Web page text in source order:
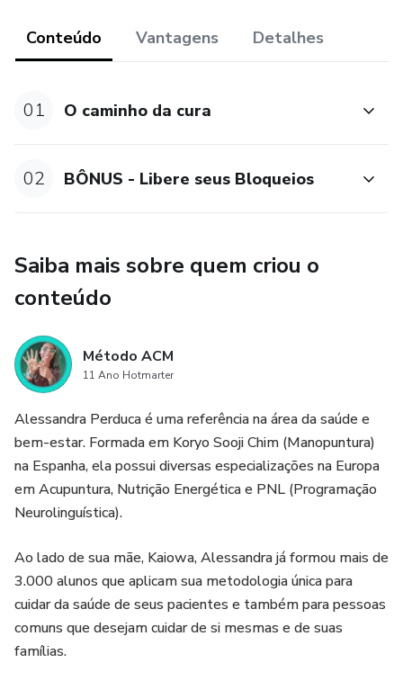
Neste curso, você vai aprender a identificar as emoções,
protocolos para tratar cada uma delas de forma eficaz.
Conteúdo Vantagens Detalhes
01 O caminho da cura
02 BÔNUS - Libere seus Bloqueios
Saiba mais sobre quem criou o
conteúdo
Método ACM
11 Ano Hotmarter
Alessandra Perduca é uma referência na área da saúde e
bem-estar. Formada em Koryo Sooji Chim (Manopuntura)
na Espanha, ela possui diversas especializações na Europa
em Acupuntura, Nutrição Energética e PNL (Programação
Neurolinguística).
Ao lado de sua mãe, Kaiowa, Alessandra já formou mais de
3.000 alunos que aplicam sua metodologia única para
cuidar da saúde de seus pacientes e também para pessoas
comuns que desejam cuidar de si mesmas e de suas
famílias.